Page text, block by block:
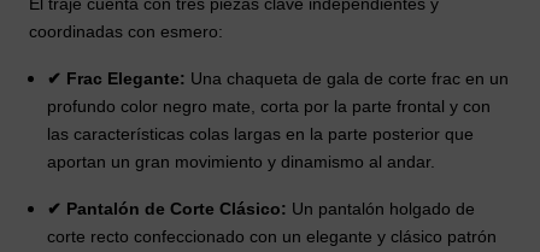
coordinadas con esmero:
✔ Frac Elegante: Una chaqueta de gala de corte frac en un
profundo color negro mate, corta por la parte frontal y con
las características colas largas en la parte posterior que
aportan un gran movimiento y dinamismo al andar.
✔ Pantalón de Corte Clásico: Un pantalón holgado de
corte recto confeccionado con un elegante y clásico patrón